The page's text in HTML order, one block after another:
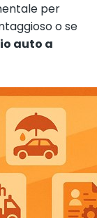
per
o se
auto a